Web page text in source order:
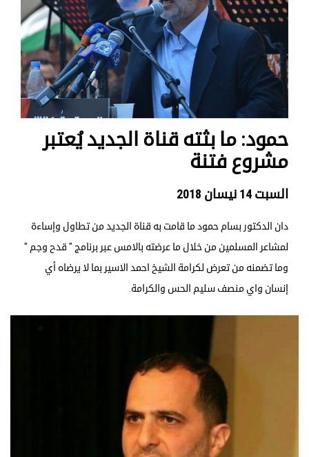
حمود: ما بثته قناة الجديد يُعتبر
مشروع فتنة
السبت 14 نيسان 2018
دان الدكتور بسام حمود ما قامت به قناة الجديد من تطاول وإساءة
لمشاعر المسلمين من خلال ما عرضته بالامس عبر برنامج " قدح وجم "
وما تضمنه من تعرض لكرامة الشيخ احمد الاسير بما لا يرضاه أي
إنسان واي منصف سليم الحس والكرامة.